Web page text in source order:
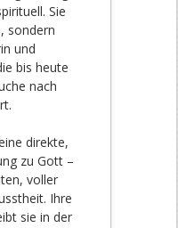
Sie
sondern
und
bis heute
nach
direkte,
zu Gott –
voller
Ihre
sie in der